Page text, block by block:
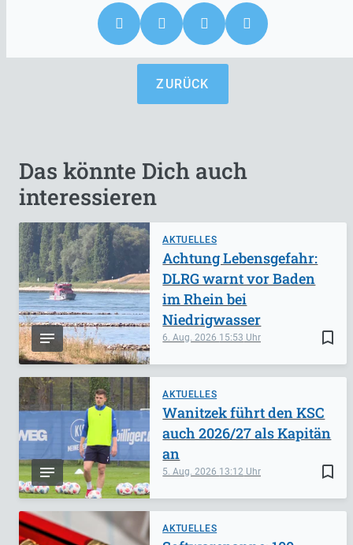
ZURÜCK
Das könnte Dich auch
interessieren
AKTUELLES
bookmark_border
6. Aug. 2026 15:53
Achtung Lebensgefahr:
DLRG warnt vor Baden
im Rhein bei
Niedrigwasser
AKTUELLES
bookmark_border
5. Aug. 2026 13:12
Wanitzek führt den KSC
auch 2026/27 als Kapitän
an
AKTUELLES